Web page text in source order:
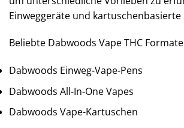
Einweggeräte und kartuschenbasierte
Beliebte Dabwoods Vape THC
Dabwoods Einweg-Vape-Pens
Dabwoods All-In-One Vapes
Dabwoods Vape-Kartuschen